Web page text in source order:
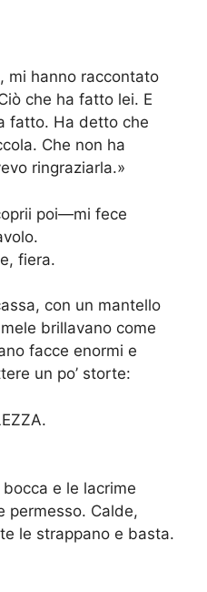
mi hanno raccontato
che ha fatto lei. E
fatto. Ha detto che
Che non ha
ringraziarla.»
poi—mi fece
fiera.
con un mantello
brillavano come
facce enormi e
un po’ storte:
e le lacrime
permesso. Calde,
le strappano e basta.